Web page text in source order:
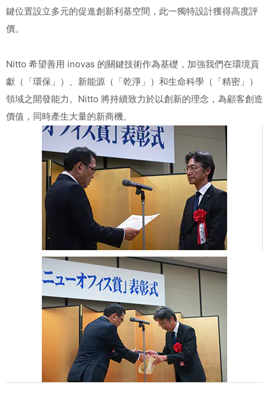
鍵位置設立多元的促進創新利基空間，此一獨特設計獲得高度評
價。
Nitto 希望善用 inovas 的關鍵技術作為基礎，加強我們在環境貢
獻（「環保」）、新能源（「乾淨」）和生命科學（「精密」）
領域之開發能力。Nitto 將持續致力於以創新的理念，為顧客創造
價值，同時產生大量的新商機。